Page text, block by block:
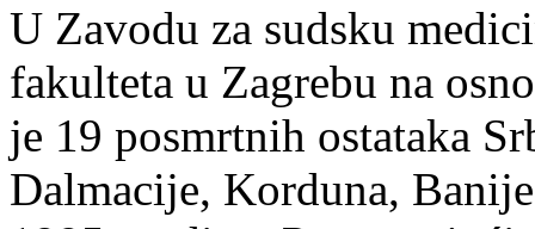
U Zavodu za sudsku
fakulteta u Zagrebu na
je 19 posmrtnih ostataka
Dalmacije, Korduna,